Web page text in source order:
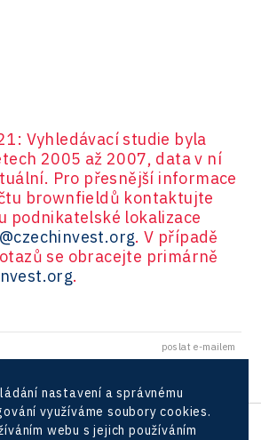
Vyhledávací studie byla
2005 až 2007, data v ní
Pro přesnější informace
brownfieldů kontaktujte
podnikatelské lokalizace
. V případě
se obracejte primárně
.
poslat e-mailem
| .
nastavení a správnému
využíváme soubory cookies.
webu s jejich používáním